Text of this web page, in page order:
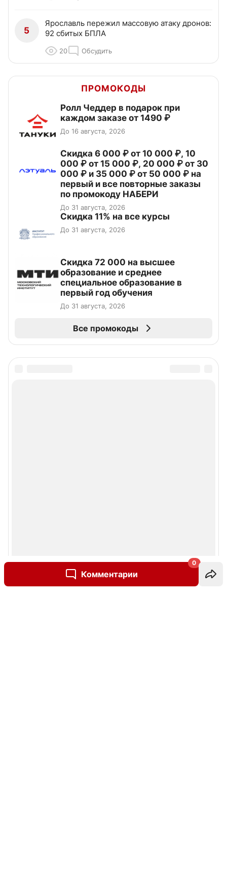
Комментарии
0
5
Ярославль пережил массовую атаку дронов:
92 сбитых БПЛА
20 Обсудить
ПРОМОКОДЫ
Ролл Чеддер в подарок при
каждом заказе от 1490 ₽
До 16 августа, 2026
Скидка 6 000 ₽ от 10 000 ₽, 10
000 ₽ от 15 000 ₽, 20 000 ₽ от 30
000 ₽ и 35 000 ₽ от 50 000 ₽ на
первый и все повторные заказы
по промокоду НАБЕРИ
До 31 августа, 2026
Скидка 11% на все курсы
До 31 августа, 2026
Скидка 72 000 на высшее
образование и среднее
специальное образование в
первый год обучения
До 31 августа, 2026
Все промокоды